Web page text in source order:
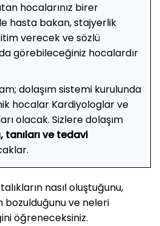
hocalarınız birer
hasta bakan, stajyerlik
verecek ve sözlü
görebileceğiniz hocalardır
dolaşım sistemi kurulunda
hocalar Kardiyologlar ve
olacak. Sizlere dolaşım
tanıları ve tedavi
nasıl oluştuğunu,
bozulduğunu ve neleri
öğreneceksiniz.